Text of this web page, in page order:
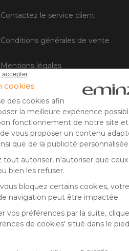
Contactez le service client
Conditions générales de vente
Mentions légales
Gestion des cookies
Avis client
Carte bancaire, PayPal, virement